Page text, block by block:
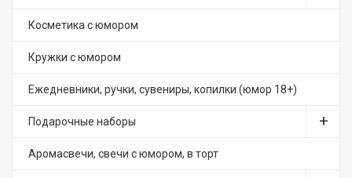
Косметика с юмором
Кружки с юмором
Ежедневники, ручки, сувениры, копилки (юмор 18+)
Подарочные наборы
Аромасвечи, свечи с юмором, в торт